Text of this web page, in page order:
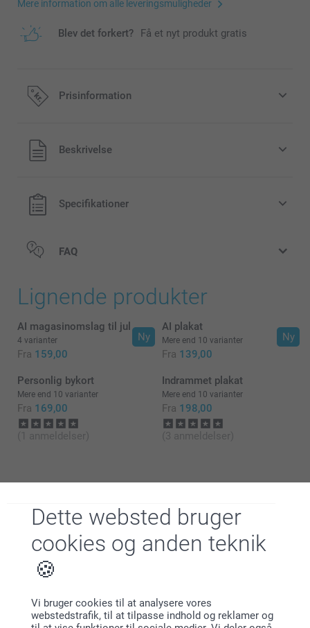
Dette websted bruger
cookies og anden teknik
Vi bruger cookies til at analysere vores
webstedstrafik, til at tilpasse indhold og reklamer og
Mere information om alle leveringsmuligheder
Blev det forkert? Få et nyt produkt gratis
Prisinformation
Alle priser inklusive moms og uden
forsendelsesomkostninger
Beskrivelse
Specifikationer
FAQ
Lignende produkter
Ny
AI magasinomslag til jul
4 varianter
Fra 159,00
Ny
AI plakat
Mere end 10 varianter
Fra 139,00
Personlig bykort
Mere end 10 varianter
Fra 169,00
(1 anmeldelser)
Indrammet plakat
Mere end 10 varianter
Fra 198,00
(3 anmeldelser)
Hvorforsmartphoto ?